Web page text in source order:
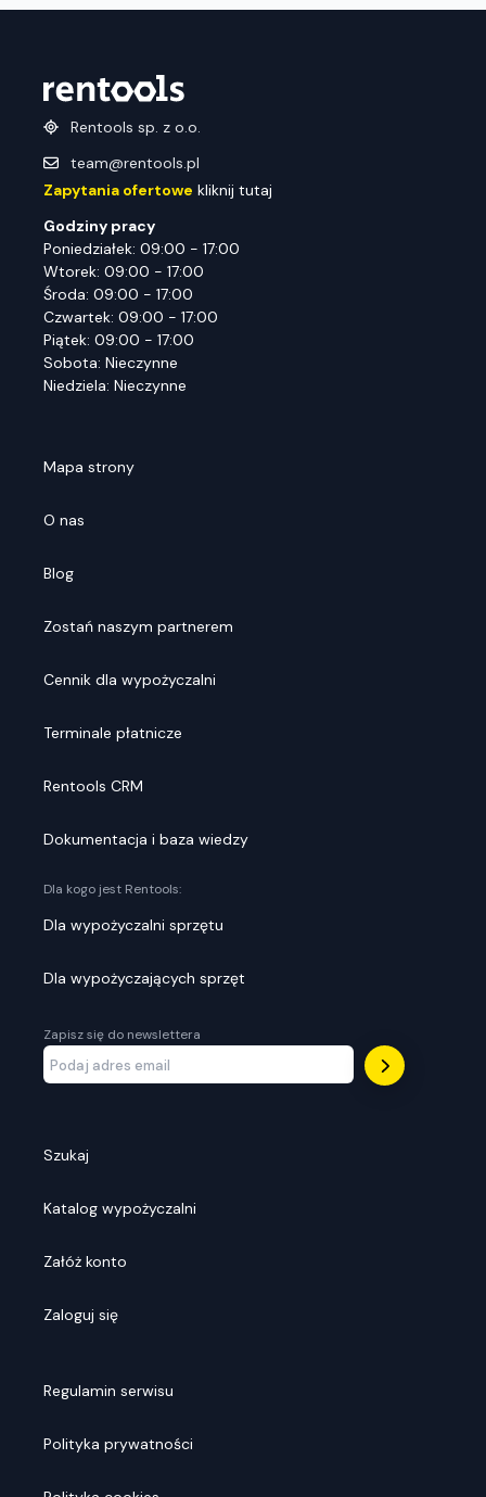
Rentools sp. z o.o.
team@rentools.pl
Zapytania ofertowe kliknij tutaj
Godziny pracy
Poniedziałek: 09:00 - 17:00
Wtorek: 09:00 - 17:00
Środa: 09:00 - 17:00
Czwartek: 09:00 - 17:00
Piątek: 09:00 - 17:00
Sobota: Nieczynne
Niedziela: Nieczynne
Mapa strony
O nas
Blog
Zostań naszym partnerem
Cennik dla wypożyczalni
Terminale płatnicze
Rentools CRM
Dokumentacja i baza wiedzy
Dla kogo jest Rentools:
Dla wypożyczalni sprzętu
Dla wypożyczających sprzęt
Zapisz się do newslettera
Szukaj
Katalog wypożyczalni
Załóż konto
Zaloguj się
Regulamin serwisu
Polityka prywatności